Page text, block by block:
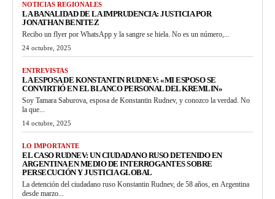
NOTICIAS REGIONALES
LA BANALIDAD DE LA IMPRUDENCIA: JUSTICIA POR
JONATHAN BENITEZ
Recibo un flyer por WhatsApp y la sangre se hiela. No es un número,...
24 octubre, 2025
ENTREVISTAS
LA ESPOSA DE KONSTANTIN RUDNEV: «MI ESPOSO SE
CONVIRTIÓ EN EL BLANCO PERSONAL DEL KREMLIN»
Soy Tamara Saburova, esposa de Konstantin Rudnev, y conozco la verdad. No
la que...
14 octubre, 2025
LO IMPORTANTE
EL CASO RUDNEV: UN CIUDADANO RUSO DETENIDO EN
ARGENTINA EN MEDIO DE INTERROGANTES SOBRE
PERSECUCIÓN Y JUSTICIA GLOBAL
La detención del ciudadano ruso Konstantin Rudnev, de 58 años, en Argentina
desde marzo...